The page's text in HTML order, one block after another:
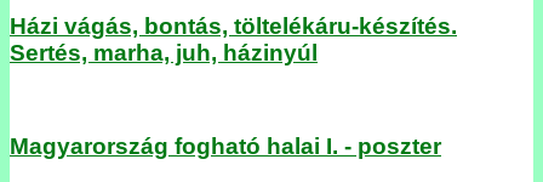
Házi vágás, bontás, töltelékáru-készítés.
Sertés, marha, juh, házinyúl
Magyarország fogható halai I. - poszter